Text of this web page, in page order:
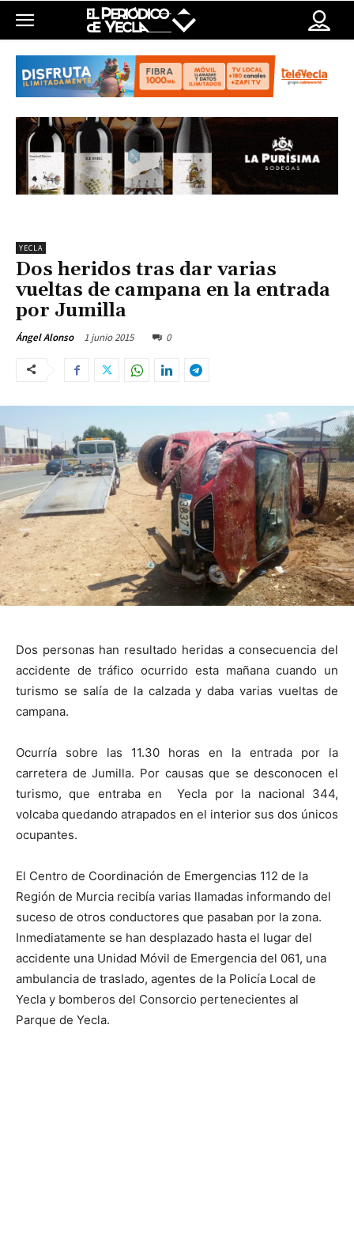
YECLA
Dos heridos tras dar varias
vueltas de campana en la entrada
por Jumilla
Ángel Alonso 1 junio 2015 0
Dos personas han resultado heridas a consecuencia del
accidente de tráfico ocurrido esta mañana cuando un
turismo se salía de la calzada y daba varias vueltas de
campana.
Ocurría sobre las 11.30 horas en la entrada por la
carretera de Jumilla. Por causas que se desconocen el
turismo, que entraba en Yecla por la nacional 344,
volcaba quedando atrapados en el interior sus dos únicos
ocupantes.
El Centro de Coordinación de Emergencias 112 de la
Región de Murcia recibía varias llamadas informando del
suceso de otros conductores que pasaban por la zona.
Inmediatamente se han desplazado hasta el lugar del
accidente una Unidad Móvil de Emergencia del 061, una
ambulancia de traslado, agentes de la Policía Local de
Yecla y bomberos del Consorcio pertenecientes al
Parque de Yecla.